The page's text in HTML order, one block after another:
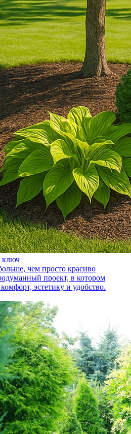
ключ
чем просто красиво
проект, в котором
эстетику и удобство.